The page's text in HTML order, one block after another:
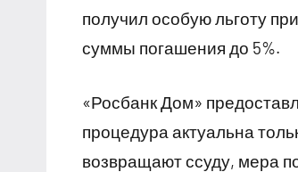
получил особую льготу
суммы погашения до 5%.
«Росбанк Дом»
процедура актуальна
возвращают ссуду, мера